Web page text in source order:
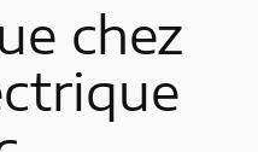
chez